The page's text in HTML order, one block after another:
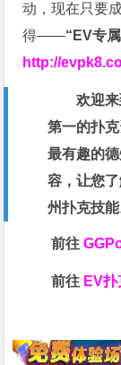
动，现在只要
得——“EV专
http://
欢迎
第一的扑
最有趣的
容，让您
州扑克技能
前往
前往 EV